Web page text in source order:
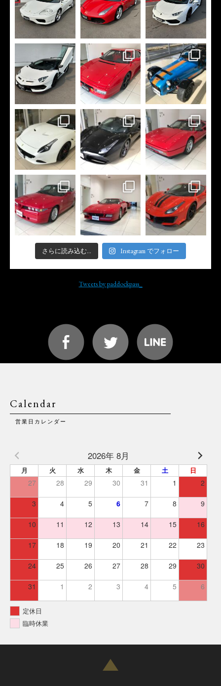
さらに読み込む... Instagram でフォロー
Tweets by paddockpass_
Calendar
営業日カレンダー
2026年 8月
月 火 水 木 金 土 日
27 28 29 30 31 1 2
3 4 5 6 7 8 9
10 11 12 13 14 15 16
17 18 19 20 21 22 23
24 25 26 27 28 29 30
31 1 2 3 4 5 6
定休日
臨時休業